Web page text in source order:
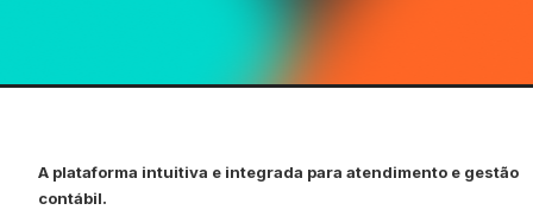
A plataforma intuitiva e integrada para atendimento e gestão
contábil.